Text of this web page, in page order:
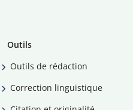
Outils
Outils de rédaction
Correction linguistique